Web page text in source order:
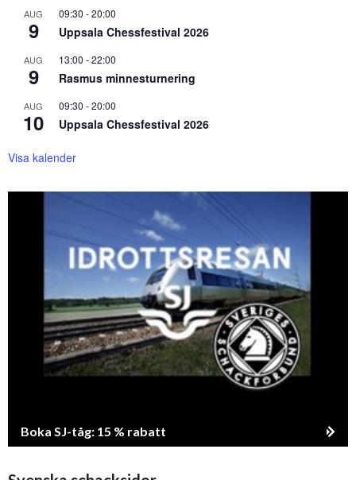
AUG
9
09:30 -20:00
Uppsala Chessfestival 2026
AUG
9
13:00 -22:00
Rasmus minnesturnering
AUG
10
09:30 -20:00
Uppsala Chessfestival 2026
Visa kalender
Boka SJ-tåg: 15 % rabatt